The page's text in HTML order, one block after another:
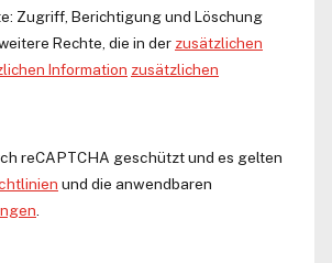
Zugriff, Berichtigung und Löschung
Rechte, die in der zusätzlichen
Information zusätzlichen
reCAPTCHA geschützt und es gelten
und die anwendbaren